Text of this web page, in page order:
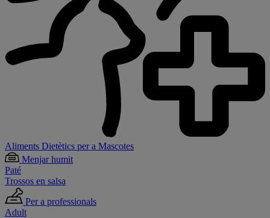
Aliments Dietètics per a Mascotes
Menjar humit
Paté
Trossos en salsa
Per a professionals
Adult